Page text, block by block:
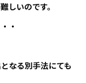
しいのです。
・
なる別手法にても